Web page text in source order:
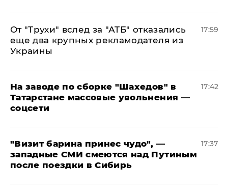
От "Трухи" вслед за "АТБ" отказались
еще два крупных рекламодателя из
Украины
17:59
На заводе по сборке "Шахедов" в
Татарстане массовые увольнения —
соцсети
17:42
"Визит барина принес чудо", —
западные СМИ смеются над Путиным
после поездки в Сибирь
17:37